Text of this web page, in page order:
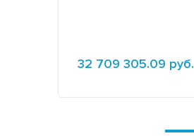
32 709 305.09 руб.